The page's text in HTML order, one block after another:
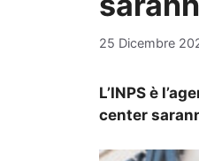
25 Dicembre
L’INPS è
center